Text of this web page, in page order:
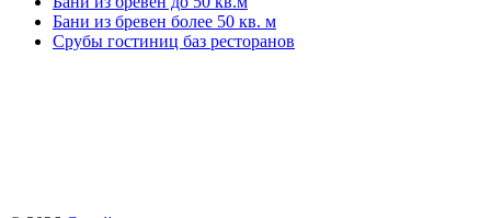
Бани из бревен более 50 кв. м
Срубы гостиниц баз ресторанов